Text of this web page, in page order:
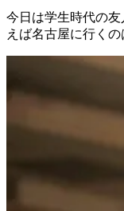
今日は学生時代の
えば名古屋に行くの